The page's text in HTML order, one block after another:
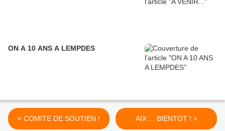
ON A 10 ANS A LEMPDES
< COMITE DE SOUTIEN ! AIX ... BIENTOT ! >